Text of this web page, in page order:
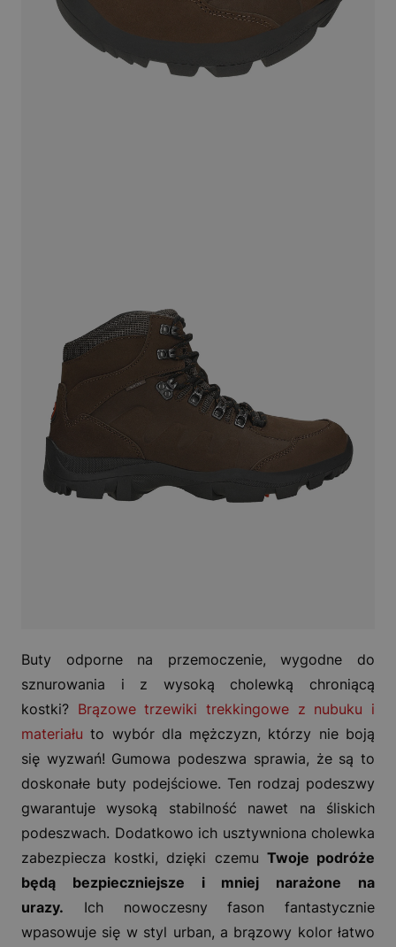
Buty odporne na przemoczenie, wygodne do
sznurowania i z wysoką cholewką chroniącą
kostki? Brązowe trzewiki trekkingowe z nubuku i
materiału to wybór dla mężczyzn, którzy nie boją
się wyzwań! Gumowa podeszwa sprawia, że są to
doskonałe buty podejściowe. Ten rodzaj podeszwy
gwarantuje wysoką stabilność nawet na śliskich
podeszwach. Dodatkowo ich usztywniona cholewka
zabezpiecza kostki, dzięki czemu Twoje podróże
będą bezpieczniejsze i mniej narażone na
urazy. Ich nowoczesny fason fantastycznie
wpasowuje się w styl urban, a brązowy kolor łatwo